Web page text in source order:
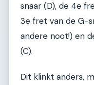
snaar (D), de 4e
3e fret van de G-
andere noot!) en
(C).
Dit klinkt anders,